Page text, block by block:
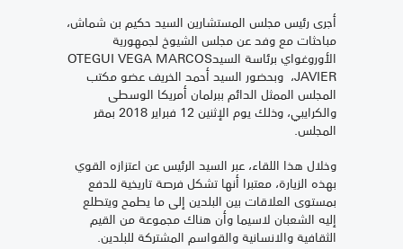
أجرى رئيس مجلس المستشارين السيد حكيم بن شماش،
مباحثات مع وفد عن مجلس الشيوخ لجمهورية
الأوروغواي برئاسة السيدOTEGUI VEGA MARCOS
JAVIER، وبحضور السيد أحمد الخريف عضو مكتب
المجلس الممثل الدائم ببرلمان أمريكا الوسطى
والكرايبي، وذلك يوم الإثنين 12 فبراير 2018 بمقر
المجلس.
وخلال هذا اللقاء، عبر السيد الرئيس عن اعتزازه القوي
بهذه الزيارة، معتبرا أنها تشكل فرصة تاريخية للدفع
بمستوى العلاقات بين البلدين إلى ما يطمح ويتطلع
إليه الشعبان لاسيما وأن هناك مجموعة من القيم
الثقافية والانسانية والقواسم المشتركة للبلدين.